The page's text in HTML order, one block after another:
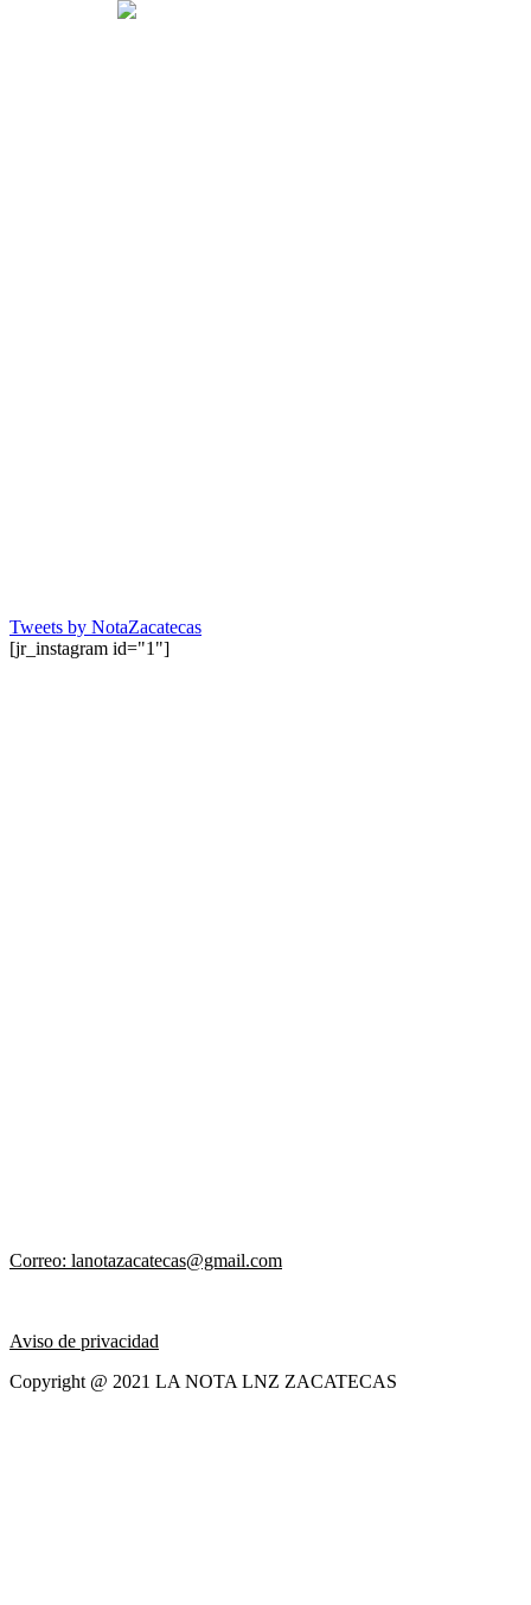
Tweets by NotaZacatecas
[jr_instagram id="1"]
Correo: lanotazacatecas@gmail.com
Aviso de privacidad
Copyright @ 2021 LA NOTA LNZ ZACATECAS